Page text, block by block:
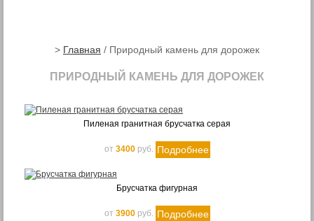
> Главная / Природный камень для дорожек
ПРИРОДНЫЙ КАМЕНЬ ДЛЯ ДОРОЖЕК
Пиленая гранитная брусчатка серая
от 3400руб. Подробнее
Брусчатка фигурная
от 3900руб. Подробнее
Киргизия
Пиленая